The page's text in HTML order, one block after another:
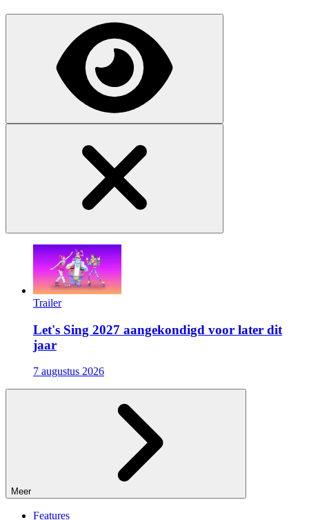
Trailer
Let's Sing 2027 aangekondigd voor later dit
jaar
7 augustus 2026
Meer
Features